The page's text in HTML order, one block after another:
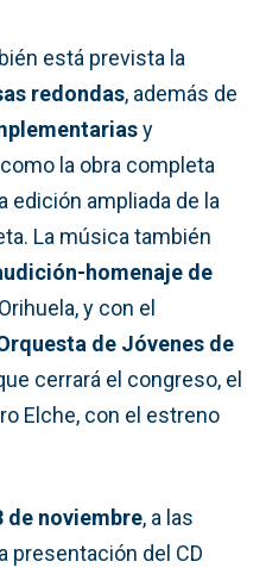
está prevista la
redondas, además de
y
la obra completa
edición ampliada de la
La música también
homenaje de
y con el
de Jóvenes de
cerrará el congreso, el
Elche, con el estreno
de noviembre, a las
presentación del CD